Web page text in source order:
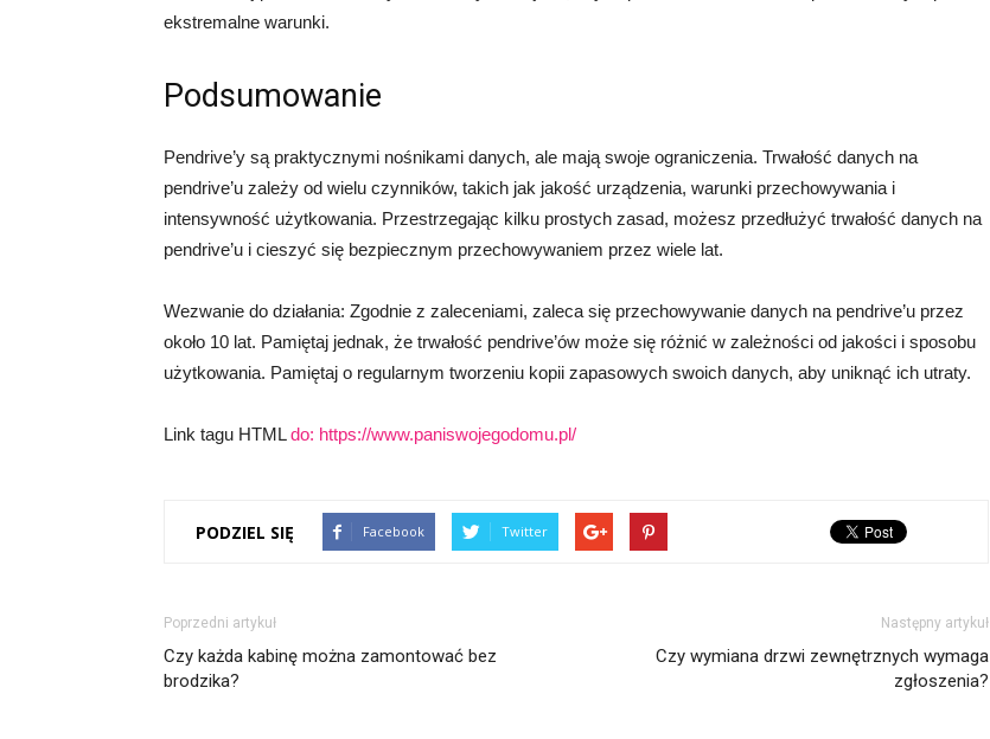
ekstremalne warunki.
Podsumowanie
Pendrive’y są praktycznymi nośnikami danych, ale mają swoje ograniczenia. Trwałość danych na
pendrive’u zależy od wielu czynników, takich jak jakość urządzenia, warunki przechowywania i
intensywność użytkowania. Przestrzegając kilku prostych zasad, możesz przedłużyć trwałość danych na
pendrive’u i cieszyć się bezpiecznym przechowywaniem przez wiele lat.
Wezwanie do działania: Zgodnie z zaleceniami, zaleca się przechowywanie danych na pendrive’u przez
około 10 lat. Pamiętaj jednak, że trwałość pendrive’ów może się różnić w zależności od jakości i sposobu
użytkowania. Pamiętaj o regularnym tworzeniu kopii zapasowych swoich danych, aby uniknąć ich utraty.
Link tagu HTMLdo: https://www.paniswojegodomu.pl/
PODZIEL SIĘ Facebook Twitter
Poprzedni artykuł
Czy każda kabinę można zamontować bez
brodzika?
Następny artykuł
Czy wymiana drzwi zewnętrznych wymaga
zgłoszenia?